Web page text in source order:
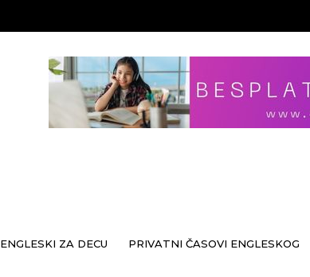
ENGLESKI ZA DECU PRIVATNI ČASOVI ENGLESKOG